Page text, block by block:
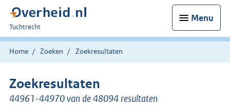
Menu
U
bent
hier:
Tuchtrecht
Home Zoeken Zoekresultaten
Zoekresultaten
44961-44970 van de 48094 resultaten